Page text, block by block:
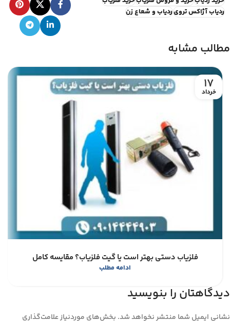
ردیاب آژاکس ترویردیاب و شعاع زن
مطالب مشابه
17
خرداد
فلزیاب دستی بهتر است یا گیت فلزیاب؟ مقایسه کامل
ادامه مطلب
دیدگاهتان را بنویسید
نشانی ایمیل شما منتشر نخواهد شد. بخش‌های موردنیاز علامت‌گذاری